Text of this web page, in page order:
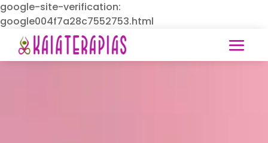
google-site-verification:
google004f7a28c7552753.html